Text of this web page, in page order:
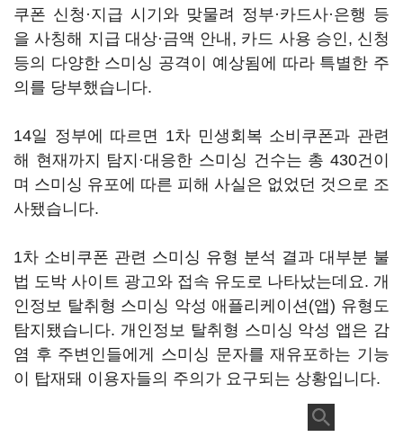
쿠폰 신청·지급 시기와 맞물려 정부·카드사·은행 등
을 사칭해 지급 대상·금액 안내, 카드 사용 승인, 신청
등의 다양한 스미싱 공격이 예상됨에 따라 특별한 주
의를 당부했습니다.
14일 정부에 따르면 1차 민생회복 소비쿠폰과 관련
해 현재까지 탐지·대응한 스미싱 건수는 총 430건이
며 스미싱 유포에 따른 피해 사실은 없었던 것으로 조
사됐습니다.
1차 소비쿠폰 관련 스미싱 유형 분석 결과 대부분 불
법 도박 사이트 광고와 접속 유도로 나타났는데요. 개
인정보 탈취형 스미싱 악성 애플리케이션(앱) 유형도
탐지됐습니다. 개인정보 탈취형 스미싱 악성 앱은 감
염 후 주변인들에게 스미싱 문자를 재유포하는 기능
이 탑재돼 이용자들의 주의가 요구되는 상황입니다.